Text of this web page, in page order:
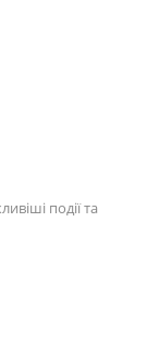
події та